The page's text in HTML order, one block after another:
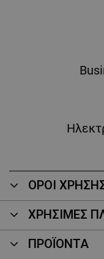
ΟΡΟΙ
ΧΡΗΣΙΜΕΣ
ΠΡΟΪΌΝΤΑ